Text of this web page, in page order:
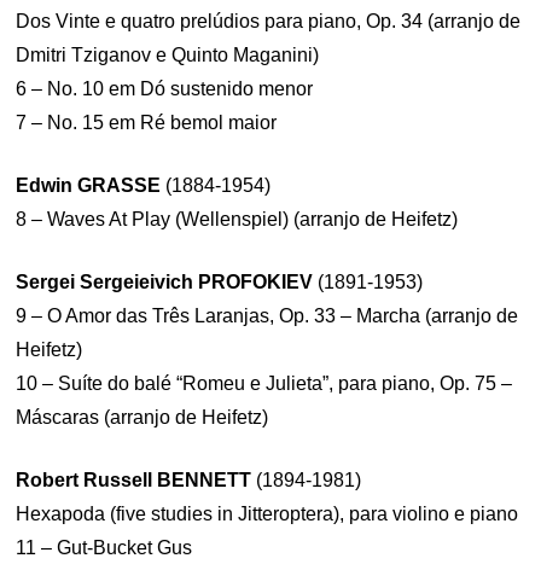
Dos Vinte e quatro prelúdios para piano, Op. 34 (arranjo de
Dmitri Tziganov e Quinto Maganini)
6 – No. 10 em Dó sustenido menor
7 – No. 15 em Ré bemol maior
Edwin GRASSE (1884-1954)
8 – Waves At Play (Wellenspiel) (arranjo de Heifetz)
Sergei Sergeieivich PROFOKIEV (1891-1953)
9 – O Amor das Três Laranjas, Op. 33 – Marcha (arranjo de
Heifetz)
10 – Suíte do balé “Romeu e Julieta”, para piano, Op. 75 –
Máscaras (arranjo de Heifetz)
Robert Russell BENNETT (1894-1981)
Hexapoda (five studies in Jitteroptera), para violino e piano
11 – Gut-Bucket Gus